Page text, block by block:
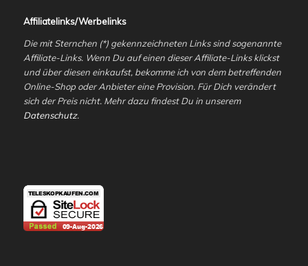
Affiliatelinks/Werbelinks
Die mit Sternchen (*) gekennzeichneten Links sind sogenannte
Affiliate-Links. Wenn Du auf einen dieser Affiliate-Links klickst
und über diesen einkaufst, bekomme ich von dem betreffenden
Online-Shop oder Anbieter eine Provision. Für Dich verändert
sich der Preis nicht. Mehr dazu findest Du in unserem
Datenschutz.